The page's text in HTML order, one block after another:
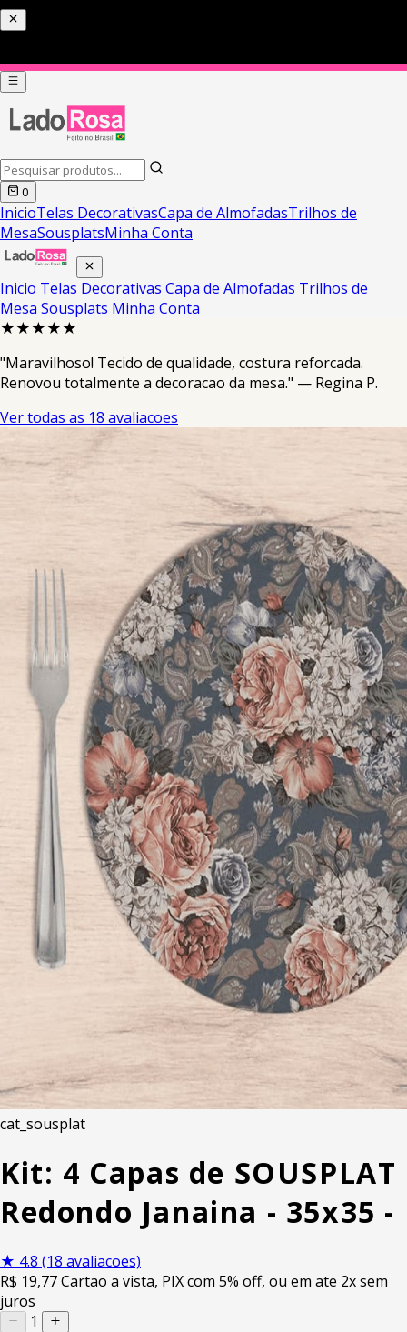
0
InicioTelas DecorativasCapa de AlmofadasTrilhos de
MesaSousplatsMinha Conta
Inicio Telas Decorativas Capa de Almofadas Trilhos de
Mesa Sousplats Minha Conta
★★★★★
"Maravilhoso! Tecido de qualidade, costura reforcada.
Renovou totalmente a decoracao da mesa." — Regina P.
Ver todas as 18 avaliacoes
cat_sousplat
Kit: 4 Capas de SOUSPLAT
Redondo Janaina - 35x35 -
★ 4.8 (18 avaliacoes)
R$ 19,77Cartao a vista, PIX com 5% off, ou em ate 2x sem
juros
1